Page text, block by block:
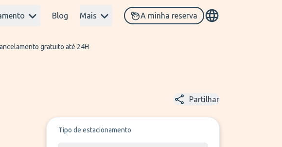
Blog Mais A minha reserva
gratuito até 24H
Partilhar
Tipo de estacionamento